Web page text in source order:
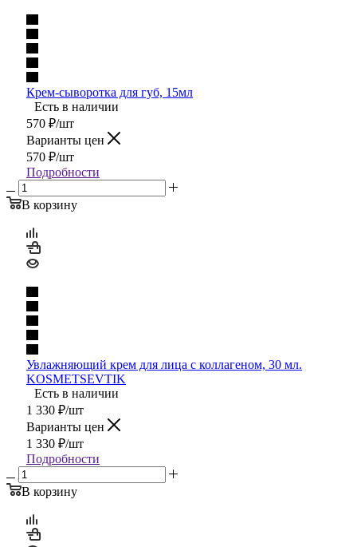
Крем-сыворотка для губ, 15мл
Есть в наличии
570 ₽/шт
Варианты цен
570 ₽/шт
Подробности
В корзину
Увлажняющий крем для лица с коллагеном, 30 мл.
KOSMETSEVTIK
Есть в наличии
1 330 ₽/шт
Варианты цен
1 330 ₽/шт
Подробности
В корзину